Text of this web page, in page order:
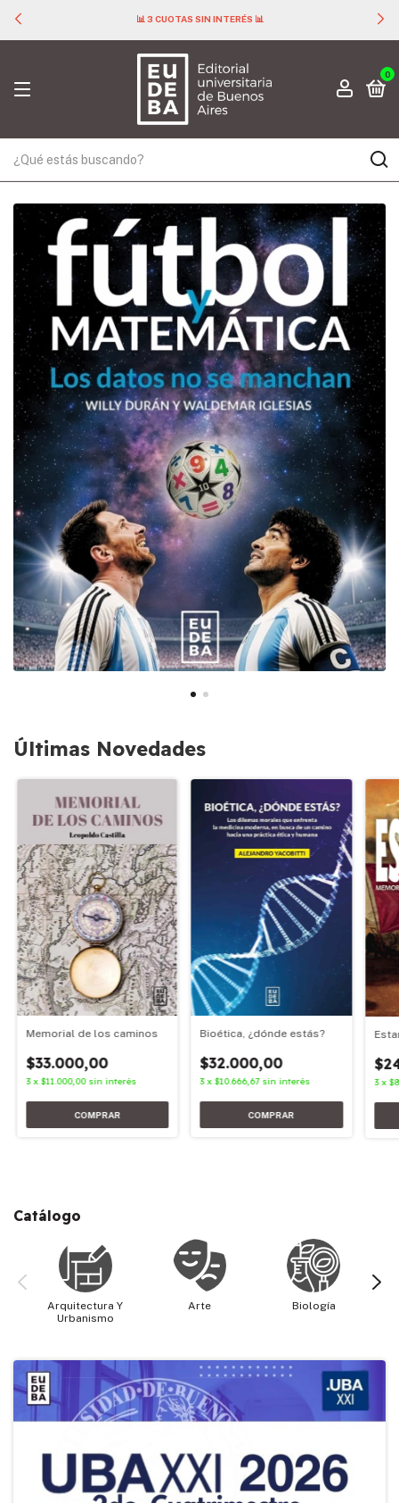
📊 3 CUOTAS SIN INTERÉS 📊
0
Últimas Novedades
Memorial de los caminos
$33.000,00
3 x $11.000,00 sin interés
Bioética, ¿dónde estás?
$32.000,00
3 x$10.666,67 sin interés 3 x
Catálogo
Arquitectura Y
Urbanismo
Arte Biología